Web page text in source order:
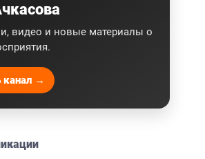
видео и новые материалы о
→